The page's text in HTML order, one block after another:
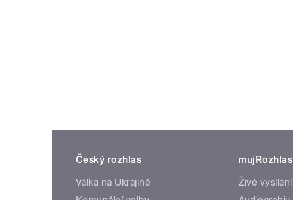
Český rozhlas
Válka na Ukrajině
mujRozhlas
Živé vysílání